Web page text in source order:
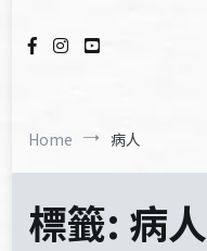
Home 病人
標籤: 病人